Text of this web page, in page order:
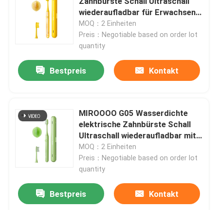
Über uns
Werksbesichtigung
Qualitätskontrolle
Kontakt mit uns
Bitte um ein Angebot
Zahnpflege-elektrische Zahnbürste
Wasserdichte elektrische Zahnbürste
wiederaufladbar für Erwachsene
Mundreinigung
MOQ：2 Einheiten
Preis：Negotiable based on order lot
quantity
Bestpreis Kontakt
MIROOOO G05 Wasserdichte
elektrische Zahnbürste Schall
Ultraschall wiederaufladbar mit
Timer Alarm
MOQ：2 Einheiten
Preis：Negotiable based on order lot
quantity
Bestpreis Kontakt